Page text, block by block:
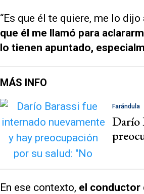
“Es que él te quiere, me lo
que él me llamó para
lo tienen apuntado,
MÁS INFO
Farándula
Darío
En ese contexto, el conductor